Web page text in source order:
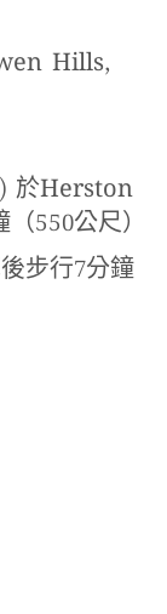
Hills,
於Herston
550公尺）
步行7分鐘